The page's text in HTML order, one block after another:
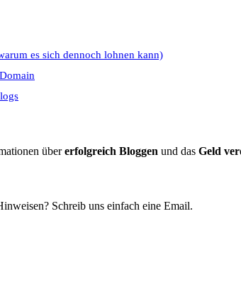
es sich dennoch lohnen kann)
übererfolgreich Bloggen und das Geld
Schreib uns einfach eine Email.